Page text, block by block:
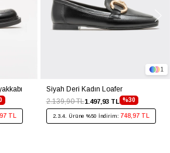
TL
Siyah Deri Kadın Loafer
%30
1.497,93 TL
2.139,90 TL
2.3.4. Ürüne %50 İndirim: 748,97 TL
1